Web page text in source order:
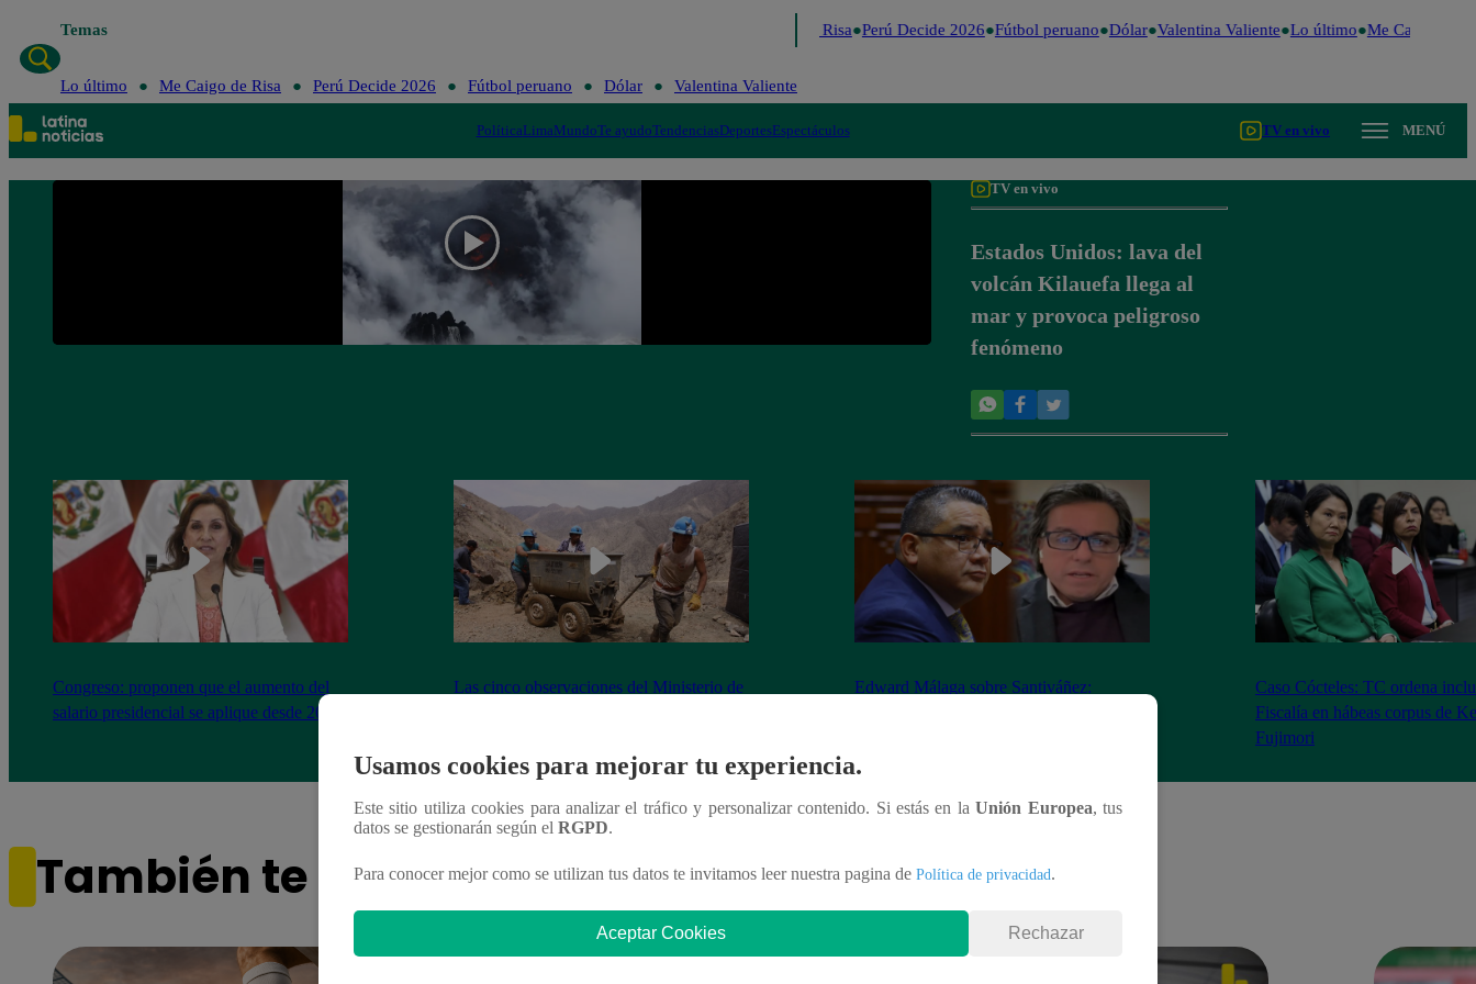
Temas Me Caigo de Risa Perú Decide 2026 Fútbol peruano Dólar Valentina Valiente Lo último Me Caigo de
Lo último Me Caigo de Risa Perú Decide 2026 Fútbol peruano Dólar Valentina Valiente
PolíticaLimaMundoTe ayudoTendenciasDeportesEspectáculos TV en vivo MENÚ
TV en vivo
Estados Unidos: lava del
volcán Kilauefa llega al
mar y provoca peligroso
fenómeno
Congreso: proponen que el aumento del
salario presidencial se aplique desde 2026
Las cinco observaciones del Ministerio de
Edward Málaga sobre Santiváñez:
Caso Cócteles: TC ordena
Fiscalía en hábeas corpus de
Fujimori
También te puede interesar
Usamos cookies para mejorar tu experiencia.
Este sitio utiliza cookies para analizar el tráfico y personalizar contenido. Si estás en laUnión Europea, tus
datos se gestionarán según el RGPD.
Para conocer mejor como se utilizan tus datos te invitamos leer nuestra pagina de Política de privacidad.
Aceptar Cookies Rechazar